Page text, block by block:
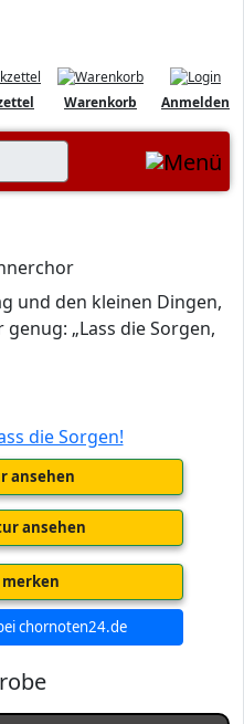
Anmelden
Warenkorb
und den kleinen Dingen,
„Lass die Sorgen,
ansehen
ansehen
merken
chornoten24.de